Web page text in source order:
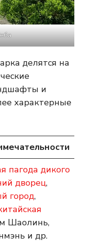
делятся на
и
характерные
пагода дикого
дворец,
город,
Шаолинь,
и др.